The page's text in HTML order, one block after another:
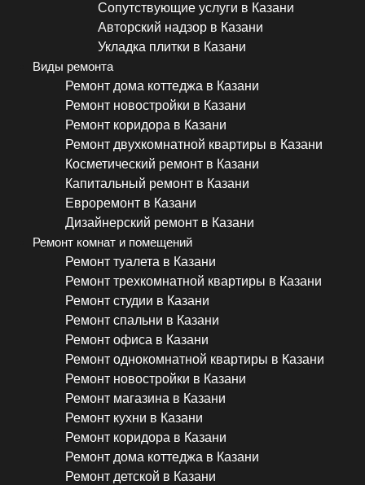
Сопутствующие услуги в Казани
Авторский надзор в Казани
Укладка плитки в Казани
Виды ремонта
Ремонт дома коттеджа в Казани
Ремонт новостройки в Казани
Ремонт коридора в Казани
Ремонт двухкомнатной квартиры в Казани
Косметический ремонт в Казани
Капитальный ремонт в Казани
Евроремонт в Казани
Дизайнерский ремонт в Казани
Ремонт комнат и помещений
Ремонт туалета в Казани
Ремонт трехкомнатной квартиры в Казани
Ремонт студии в Казани
Ремонт спальни в Казани
Ремонт офиса в Казани
Ремонт однокомнатной квартиры в Казани
Ремонт новостройки в Казани
Ремонт магазина в Казани
Ремонт кухни в Казани
Ремонт коридора в Казани
Ремонт дома коттеджа в Казани
Ремонт детской в Казани